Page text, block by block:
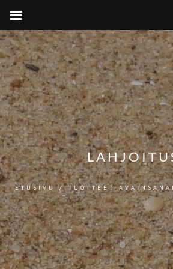
ETUSIVU / TUOTTEET